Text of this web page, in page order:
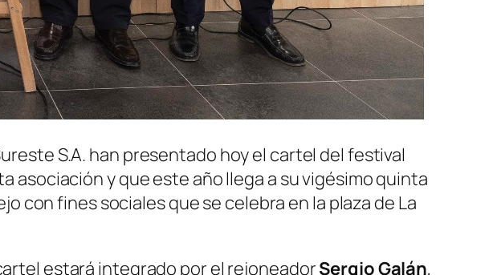
S.A. han presentado hoy el cartel del festival
y que este año llega a su vigésimo quinta
con fines sociales que se celebra en la plaza de La
estará integrado por el rejoneadorSergio Galán,